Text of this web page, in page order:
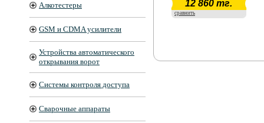
Алкотестеры
GSM и CDMA усилители
Устройства автоматического
открывания ворот
Системы контроля доступа
Сварочные аппараты
12 860 тг.
сравнить